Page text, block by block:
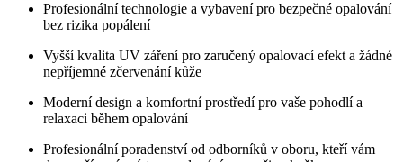
Profesionální technologie a vybavení pro bezpečné opalování
bez rizika popálení
Vyšší kvalita UV ⁤záření pro zaručený opalovací efekt ⁤a žádné⁤
nepříjemné zčervenání kůže
Moderní design a komfortní ‌prostředí pro vaše pohodlí⁣ a
relaxaci během opalování
Profesionální poradenství od odborníků v oboru, kteří ⁢vám